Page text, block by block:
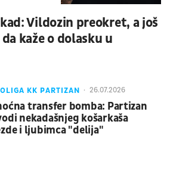
Vildozin preokret, a još
kaže o dolasku u
KK PARTIZAN 26.07.2026
transfer bomba: Partizan
nekadašnjeg košarkaša
i ljubimca "delija"